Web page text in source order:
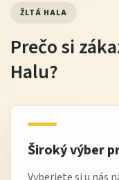
ŽLTÁ HALA
Prečo si
Halu?
Široký výber